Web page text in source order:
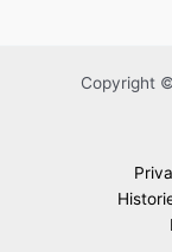
Copyright